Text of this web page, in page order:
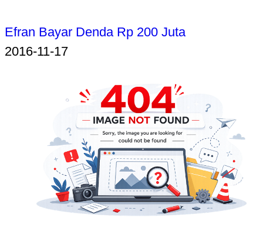
Efran Bayar Denda Rp 200 Juta
2016-11-17